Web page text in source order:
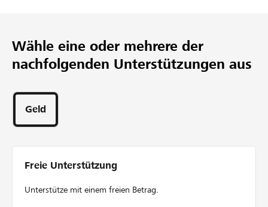
1
Projekt
Unterstützungen
Wähle eine oder mehrere der
nachfolgenden Unterstützungen aus
Geld
Freie Unterstützung
Unterstütze mit einem freien Betrag.